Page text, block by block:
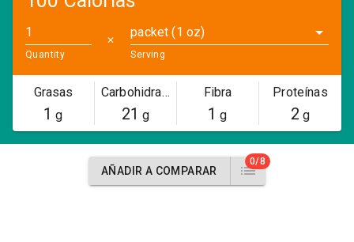
Quantity
✕
packet (1 oz)
Serving
Grasas
1 g
Carbohidratos
21 g
Fibra
1 g
Proteínas
2 g
AÑADIR A COMPARAR
0/8